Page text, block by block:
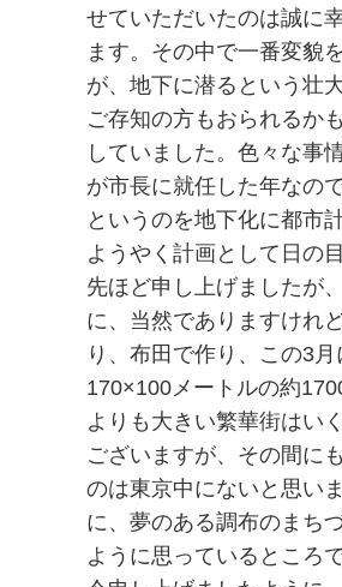
せていただいたのは誠に
ます。その中で一番変貌
が、地下に潜るという壮
ご存知の方もおられるか
していました。色々な事
が市長に就任した年なの
というのを地下化に都市
ようやく計画として日の
先ほど申し上げましたが
に、当然でありますけれ
り、布田で作り、この3
170×100メートルの約
よりも大きい繁華街はい
ございますが、その間に
のは東京中にないと思い
に、夢のある調布のまち
ように思っているところ